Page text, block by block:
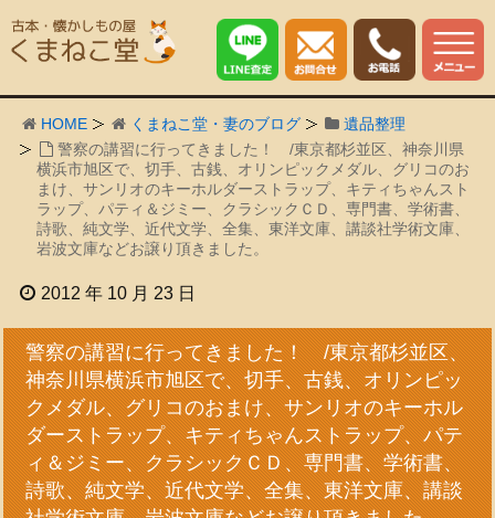
HOME くまねこ堂・妻のブログ
遺品整理
警察の講習に行ってきました！ /東京都杉並区、神奈川県
横浜市旭区で、切手、古銭、オリンピックメダル、グリコのお
まけ、サンリオのキーホルダーストラップ、キティちゃんスト
ラップ、パティ＆ジミー、クラシックＣＤ、専門書、学術書、
詩歌、純文学、近代文学、全集、東洋文庫、講談社学術文庫、
岩波文庫などお譲り頂きました。
2012 年 10 月 23 日
警察の講習に行ってきました！ /東京都杉並区、
神奈川県横浜市旭区で、切手、古銭、オリンピッ
クメダル、グリコのおまけ、サンリオのキーホル
ダーストラップ、キティちゃんストラップ、パテ
ィ＆ジミー、クラシックＣＤ、専門書、学術書、
詩歌、純文学、近代文学、全集、東洋文庫、講談